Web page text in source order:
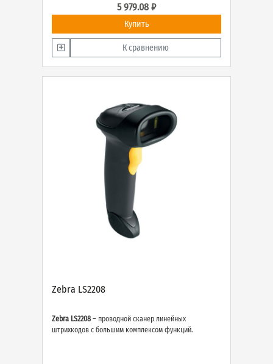
5 979.08 ₽
Купить
К сравнению
Zebra LS2208
Zebra LS2208 – проводной сканер линейных
штрихкодов с большим комплексом функций.